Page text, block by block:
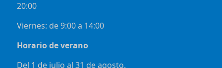
20:00
Viernes: de 9:00 a 14:00
Horario de verano
Del 1 de julio al 31 de agosto.